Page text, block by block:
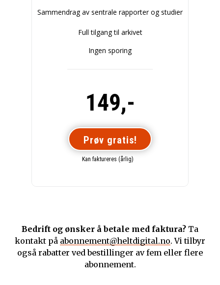
Sammendrag av sentrale rapporter og studier
Full tilgang til arkivet
Ingen sporing
149,-
Prøv gratis!
Kan faktureres (årlig)
Bedrift og ønsker å betale med faktura? Ta
kontakt på abonnement@heltdigital.no. Vi tilbyr
også rabatter ved bestillinger av fem eller flere
abonnement.